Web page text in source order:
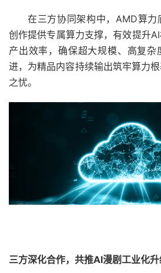
在三方协同架构中，AMD算力
创作提供专属算力支撑，有效提升
产出效率，确保超大规模、高复杂
进，为精品内容持续输出筑牢算力
之忧。
三方深化合作，共推AI漫剧工业化